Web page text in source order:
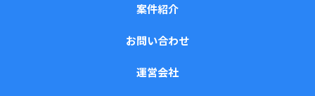
案件紹介
お問い合わせ
運営会社